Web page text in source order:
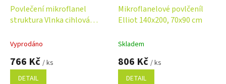
Povlečení mikroflanel
struktura Vlnka cihlová
Vyprodáno
766 Kč / ks
DETAIL
Mikroflanelové povlčeníl
Elliot 140x200, 70x90 cm
Skladem
806 Kč / ks
DETAIL